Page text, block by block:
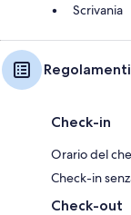
Scrivania
Regolamenti
Check-in
Orario del
Check-in
Check-out